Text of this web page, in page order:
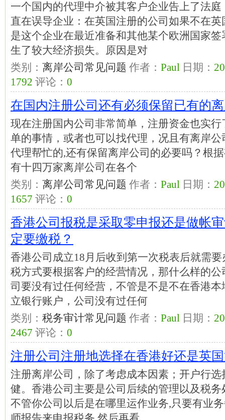
一个国内的代理中介被其客户企业告上了法
直在误导企业：在英国注册的公司如果不在
是这个企业在最近准备和其他某个欧洲国家
生了较大经济损失。原因是对
类别： 离岸公司常见问题 作者： Paul 日期：
1792 评论： 0
在国内注册公司还有必须保留已有的
现在注册国内公司非常简单，注册资金也实
单的事情，或者也可以找代理，况且有离岸
代理帮忙的,还有保留离岸公司的必要吗？根
有十四万家离岸公司在各个
类别： 离岸公司常见问题 作者： Paul 日期：
1657 评论： 0
香港公司报税是采取零申报还是做帐
定要缴税？
香港公司成立18月后收到第一次税表后就需
税方式要根据客户的经营情况，那什么样的
司要没有过任何经营，不管是不是不在香港
立银行账户，公司没有过任何
类别： 税务审计常见问题 作者： Paul 日期：
2467 评论： 0
注册公司注册地选择在香港好还是英
注册离岸公司，除了考虑成本因素；开户行
健。香港公司主要是公司后续的管理以及税
不管你公司以后是在哪里运作业务,只要有业